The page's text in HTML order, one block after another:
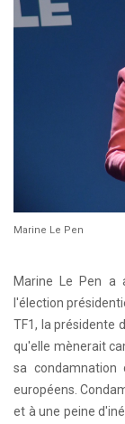
Marine Le Pen
Marine Le Pen a
l'élection
TF1, la présidente
qu'elle mènerait
sa condamnation
européens.
et à une peine